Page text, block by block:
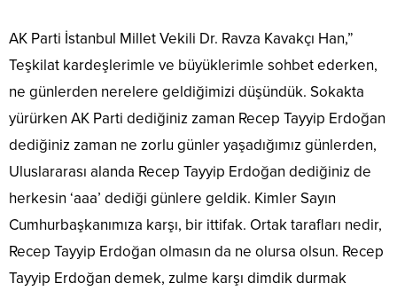
AK Parti İstanbul Millet Vekili Dr. Ravza Kavakçı Han,”
Teşkilat kardeşlerimle ve büyüklerimle sohbet ederken,
ne günlerden nerelere geldiğimizi düşündük. Sokakta
yürürken AK Parti dediğiniz zaman Recep Tayyip Erdoğan
dediğiniz zaman ne zorlu günler yaşadığımız günlerden,
Uluslararası alanda Recep Tayyip Erdoğan dediğiniz de
herkesin ‘aaa’ dediği günlere geldik. Kimler Sayın
Cumhurbaşkanımıza karşı, bir ittifak. Ortak tarafları nedir,
Recep Tayyip Erdoğan olmasın da ne olursa olsun. Recep
Tayyip Erdoğan demek, zulme karşı dimdik durmak